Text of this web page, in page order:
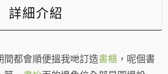
詳細介紹
間都會順便搵我哋訂造書櫃 ，呢個書